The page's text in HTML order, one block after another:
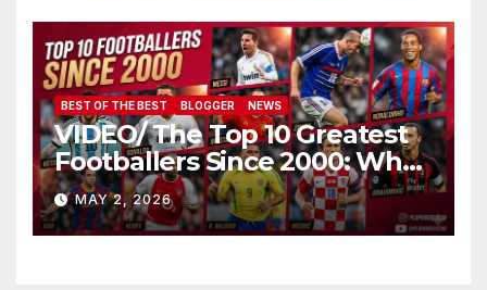
BEST OF THE BEST BLOGGER NEWS
VIDEO/ The Top 10 Greatest
Footballers Since 2000: Who
Is Number One
MAY 2, 2026